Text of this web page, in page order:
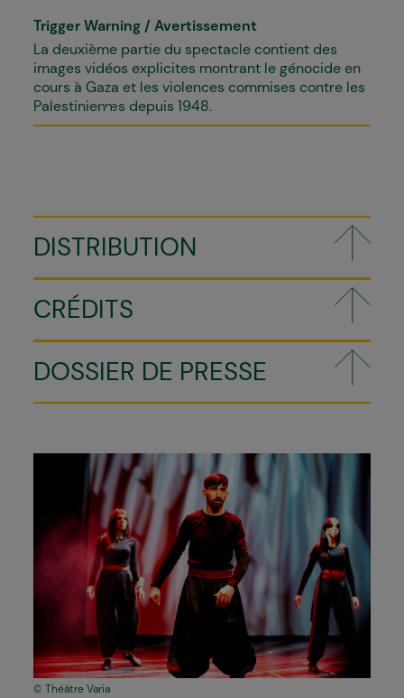
Trigger Warning / Avertissement
La deuxième partie du spectacle contient des
images vidéos explicites montrant le génocide en
cours à Gaza et les violences commises contre les
Palestinien·nes depuis 1948.
Théâtre Varia
DISTRIBUTION
CRÉDITS
DOSSIER DE PRESSE